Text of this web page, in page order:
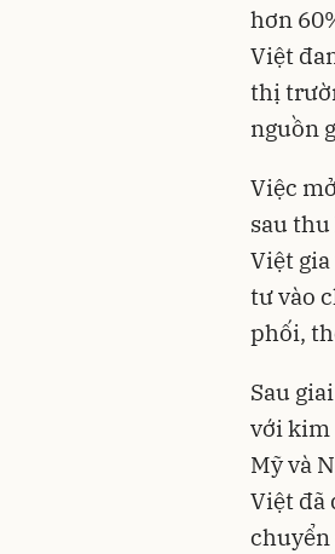
hơn
Việt
thị
nguồn
Việc
sau
Việt
tư vào
phối,
Sau
với kim
Mỹ và
Việt đã
chuyển